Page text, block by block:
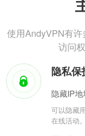
使用AndyVPN有许
访问
隐私保
隐藏IP地
可以隐藏
在线活动。